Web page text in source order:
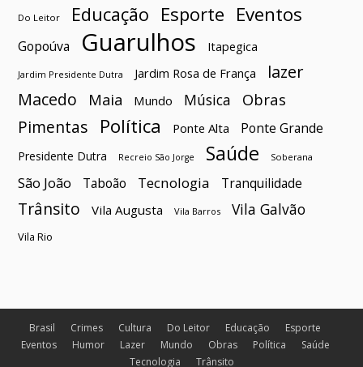
Do Leitor Educação Esporte Eventos
Gopoúva Guarulhos Itapegica
Jardim Presidente Dutra Jardim Rosa de França
lazer
Macedo
Maia Mundo Música Obras
Pimentas Política Ponte Alta Ponte Grande
Presidente Dutra Recreio São Jorge Saúde Soberana
São João Taboão Tecnologia Tranquilidade
Trânsito Vila Augusta Vila Barros Vila Galvão
Vila Rio
Brasil Crimes Cultura Do Leitor Educação
Esporte
Eventos
Humor Lazer Mundo Obras Política
Saúde
Tecnologia
Trânsito